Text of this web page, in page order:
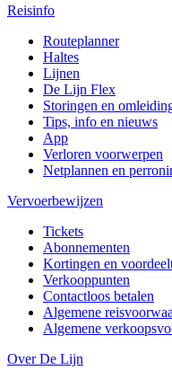
Reisinfo
Routeplanner
Haltes
Lijnen
De Lijn Flex
Storingen en
Tips, info en nieuws
App
Verloren voorwerpen
Netplannen en
Vervoerbewijzen
Tickets
Abonnementen
Kortingen en
Verkooppunten
Contactloos betalen
Algemene
Algemene
Over De Lijn